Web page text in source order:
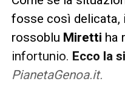
fosse così delicata,
rossoblu Miretti ha
infortunio. Ecco la
PianetaGenoa.it.